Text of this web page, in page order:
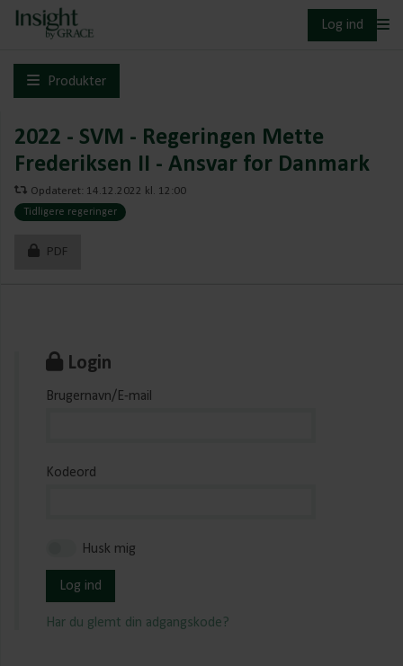
Log ind
Produkter
2022 - SVM - Regeringen Mette
Frederiksen II - Ansvar for Danmark
Opdateret: 14.12.2022 kl. 12:00
Tidligere regeringer
PDF
Login
Brugernavn/E-mail
Kodeord
Husk mig
Log ind
Har du glemt din adgangskode?